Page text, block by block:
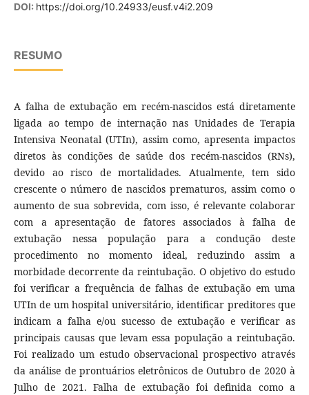
DOI: https://doi.org/10.24933/eusf.v4i2.209
RESUMO
A falha de extubação em recém-nascidos está diretamente
ligada ao tempo de internação nas Unidades de Terapia
Intensiva Neonatal (UTIn), assim como, apresenta impactos
diretos às condições de saúde dos recém-nascidos (RNs),
devido ao risco de mortalidades. Atualmente, tem sido
crescente o número de nascidos prematuros, assim como o
aumento de sua sobrevida, com isso, é relevante colaborar
com a apresentação de fatores associados à falha de
extubação nessa população para a condução deste
procedimento no momento ideal, reduzindo assim a
morbidade decorrente da reintubação. O objetivo do estudo
foi verificar a frequência de falhas de extubação em uma
UTIn de um hospital universitário, identificar preditores que
indicam a falha e/ou sucesso de extubação e verificar as
principais causas que levam essa população a reintubação.
Foi realizado um estudo observacional prospectivo através
da análise de prontuários eletrônicos de Outubro de 2020 à
Julho de 2021. Falha de extubação foi definida como a